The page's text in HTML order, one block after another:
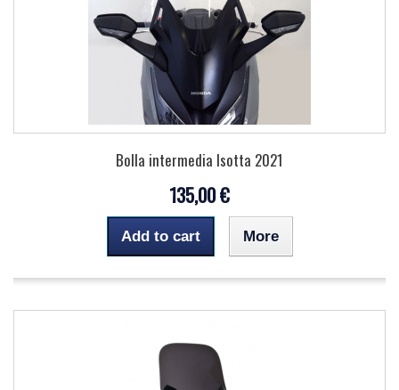
Bolla intermedia Isotta 2021
135,00 €
Add to cart More